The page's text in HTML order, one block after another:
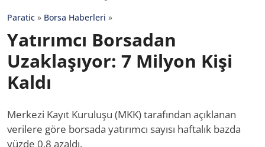
Paratic » Borsa Haberleri »
Yatırımcı Borsadan
Uzaklaşıyor: 7 Milyon Kişi
Kaldı
Merkezi Kayıt Kuruluşu (MKK) tarafından açıklanan
verilere göre borsada yatırımcı sayısı haftalık bazda
yüzde 0,8 azaldı.